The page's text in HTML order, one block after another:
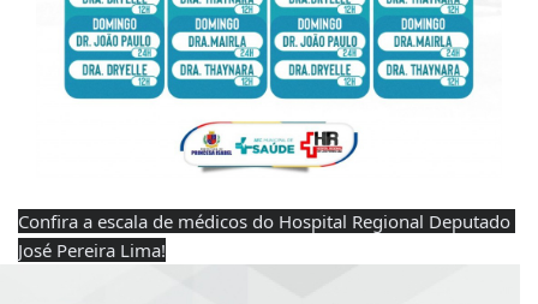
Confira a escala de médicos do Hospital Regional Deputado
José Pereira Lima!